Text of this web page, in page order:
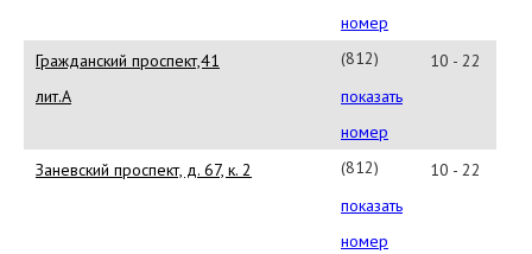
70-
34
номер
Гражданский проспект,41
лит.А
(812)
677-
57-
93
показать
номер
10 - 22
Заневский проспект, д. 67, к. 2
(812)
677-
57-
показать
номер
10 - 22